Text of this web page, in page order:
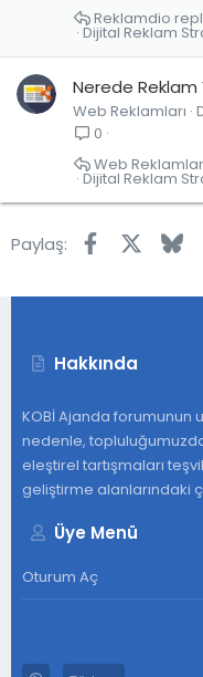
Dijital Reklam
Reklamdio
Nerede Reklam
Web Reklamları
0
Dijital Reklam
Web
Paylaş: Facebook
Hakkında
KOBİ Ajanda forumunun
nedenle,
eleştirel tartışmaları
geliştirme alanlarındaki
Üye Menü
Oturum Aç